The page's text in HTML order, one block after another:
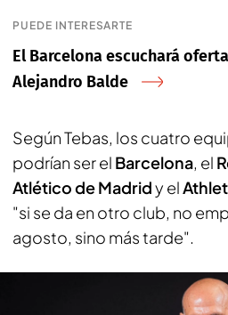
PUEDE INTERESARTE
El Barcelona escuchará
Alejandro Balde
Según Tebas, los cuatro
podrían ser el Barcelona, el
Atlético de Madridy el
"si se da en otro club, no
agosto, sino más tarde".